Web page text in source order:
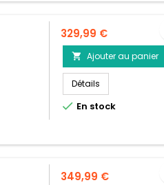
Prix
329,99 €
 Ajouter au panier
Détails
 En stock
Prix
349,99 €